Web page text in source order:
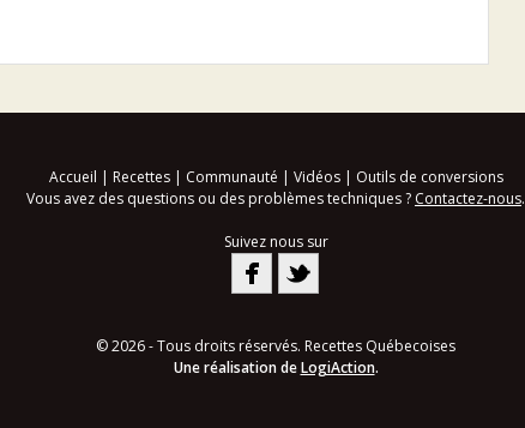
Accueil | Recettes| Communauté | Vidéos| Outils de conversions
Vous avez des questions ou des problèmes techniques ? Contactez-nous.
Suivez nous sur
© 2026 - Tous droits réservés. Recettes Québecoises
Une réalisation deLogiAction.